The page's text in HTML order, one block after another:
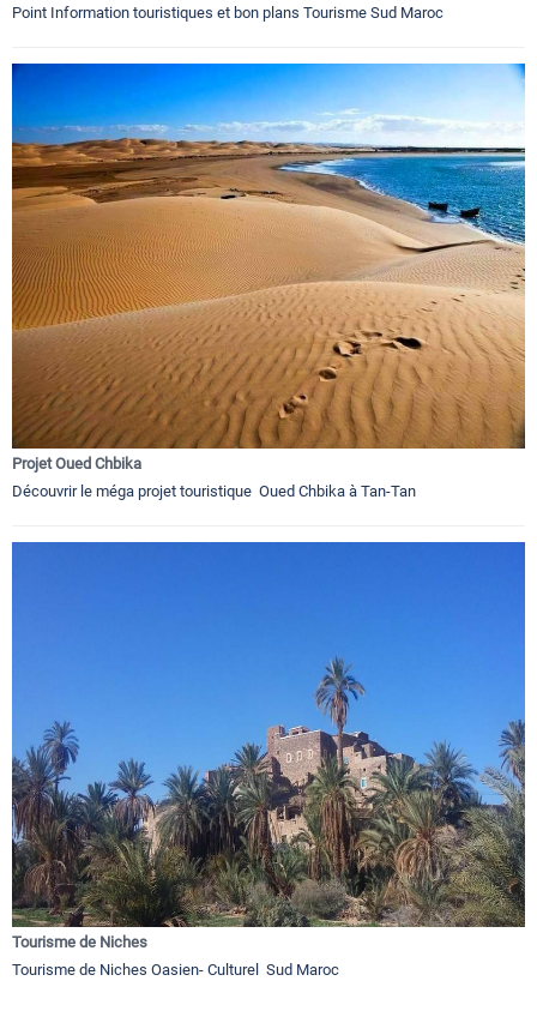
Point Information touristiques et bon plans Tourisme Sud Maroc
Projet Oued Chbika
Découvrir le méga projet touristique Oued Chbika à Tan-Tan
Tourisme de Niches
Tourisme de Niches Oasien- Culturel Sud Maroc